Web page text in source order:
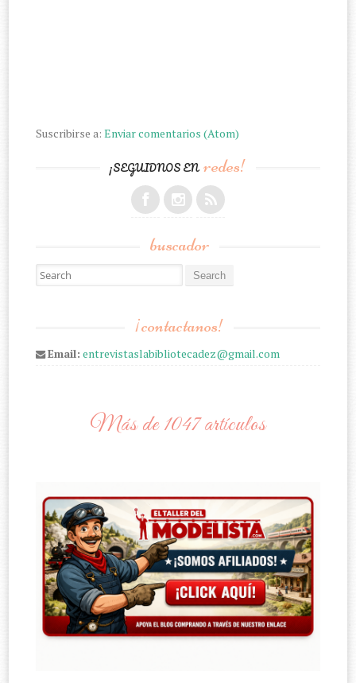
Suscribirse a:Enviar comentarios (Atom)
¡SEGUIDNOS ENredes!
buscador
Search for:
¡contactanos!
Email: entrevistaslabibliotecadez@gmail.com
Más de 1047 artículos